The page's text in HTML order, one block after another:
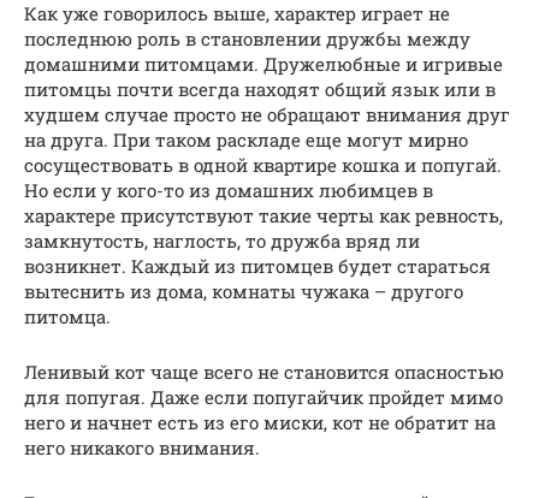
Как уже говорилось выше, характер играет не
последнюю роль в становлении дружбы между
домашними питомцами. Дружелюбные и игривые
питомцы почти всегда находят общий язык или в
худшем случае просто не обращают внимания друг
на друга. При таком раскладе еще могут мирно
сосуществовать в одной квартире кошка и попугай.
Но если у кого-то из домашних любимцев в
характере присутствуют такие черты как ревность,
замкнутость, наглость, то дружба вряд ли
возникнет. Каждый из питомцев будет стараться
вытеснить из дома, комнаты чужака – другого
питомца.
Ленивый кот чаще всего не становится опасностью
для попугая. Даже если попугайчик пройдет мимо
него и начнет есть из его миски, кот не обратит на
него никакого внимания.